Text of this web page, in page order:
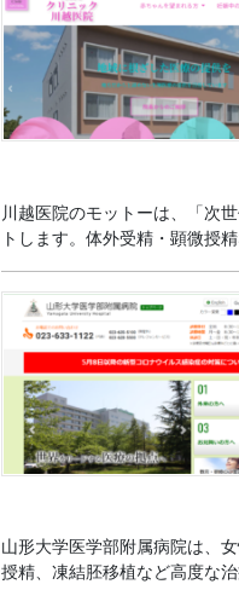
川越医院のモットーは、「次
トします。体外受精・顕微授
山形大学医学部附属病院は、
授精、凍結胚移植など高度な